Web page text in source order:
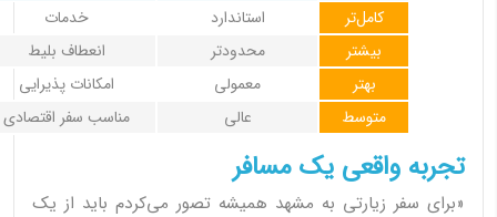
خدمات
استاندارد
کامل‌تر
انعطاف بلیط
محدودتر
بیشتر
امکانات پذیرایی
معمولی
بهتر
مناسب سفر اقتصادی
عالی متوسط
تجربه واقعی یک مسافر
«برای سفر زیارتی به مشهد همیشه تصور می‌کردم باید از یک